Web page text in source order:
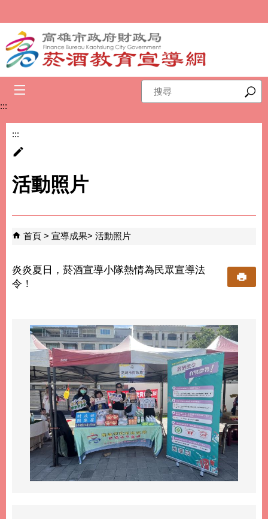
搜
尋
:::
:::
活動照片
首頁 宣導成果 活動照片
炎炎夏日，菸酒宣導小隊熱情為民眾宣導法
令！